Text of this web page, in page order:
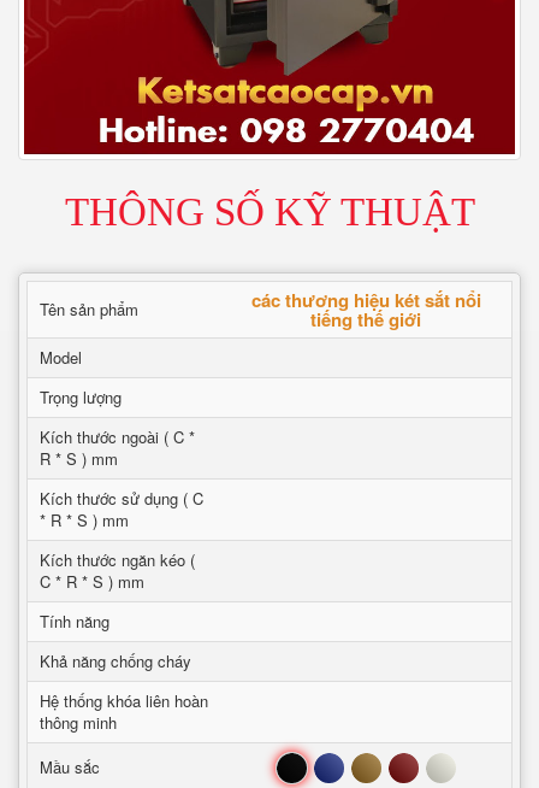
THÔNG SỐ KỸ THUẬT
Tên sản phẩm các thương hiệu két sắt nổi
tiếng thế giới
Model
Trọng lượng
Kích thước ngoài ( C *
R * S ) mm
Kích thước sử dụng ( C
* R * S ) mm
Kích thước ngăn kéo (
C * R * S ) mm
Tính năng
Khả năng chống cháy
Hệ thống khóa liên hoàn
thông minh
Mầu sắc
Đen Xanh Nâu Đỏ Trắng